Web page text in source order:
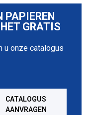
PAPIEREN
GRATIS
u onze catalogus
CATALOGUS
AANVRAGEN